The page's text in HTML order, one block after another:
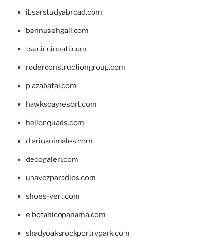
ibsarstudyabroad.com
bennusehgall.com
tsecincinnati.com
roderconstructiongroup.com
plazabatai.com
hawkscayresort.com
hellonquads.com
diarioanimales.com
decogaleri.com
unavozparadios.com
shoes-vert.com
elbotanicopanama.com
shadyoaksrockportrvpark.com